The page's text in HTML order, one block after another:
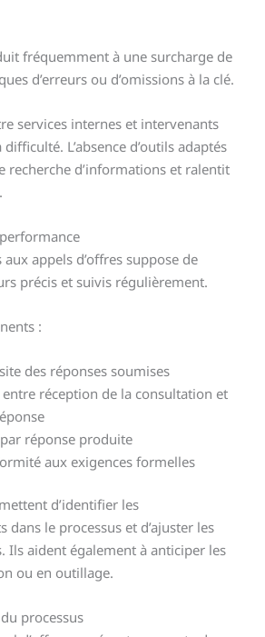
fréquemment à une surcharge de
d’erreurs ou d’omissions à la clé.
services internes et intervenants
L’absence d’outils adaptés
recherche d’informations et ralentit
appels d’offres suppose de
précis et suivis régulièrement.
:
des réponses soumises
réception de la consultation et
réponse produite
aux exigences formelles
d’identifier les
dans le processus et d’ajuster les
Ils aident également à anticiper les
ou en outillage.
processus